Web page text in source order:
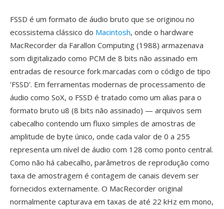
FSSD é um formato de áudio bruto que se originou no
ecossistema clássico do Macintosh, onde o hardware
MacRecorder da Farallon Computing (1988) armazenava
som digitalizado como PCM de 8 bits não assinado em
entradas de resource fork marcadas com o código de tipo
'FSSD'. Em ferramentas modernas de processamento de
áudio como SoX, o FSSD é tratado como um alias para o
formato bruto u8 (8 bits não assinado) — arquivos sem
cabecalho contendo um fluxo simples de amostras de
amplitude de byte único, onde cada valor de 0 a 255
representa um nível de áudio com 128 como ponto central.
Como não há cabecalho, parâmetros de reprodução como
taxa de amostragem é contagem de canais devem ser
fornecidos externamente. O MacRecorder original
normalmente capturava em taxas de até 22 kHz em mono,